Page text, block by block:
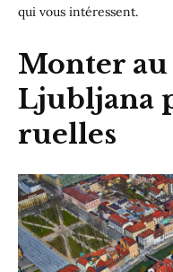
qui vous intéressent.
Monter au
Ljubljana
ruelles